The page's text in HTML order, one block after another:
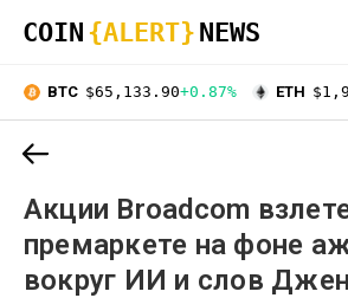
COIN {ALERT} NEWS
BTC $65,133.90+0.87% ETH
Акции Broadcom
премаркете на фоне
вокруг ИИ и слов